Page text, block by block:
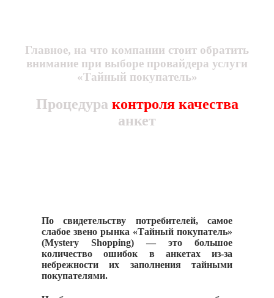
Главное, на что компании стоит обратить
внимание при выборе провайдера услуги
«Тайный покупатель»
Процедура контроля качества
анкет
По свидетельству потребителей, самое
слабое звено рынка «Тайный покупатель»
(Mystery Shopping) — это большое
количество ошибок в анкетах из-за
небрежности их заполнения тайными
покупателями.